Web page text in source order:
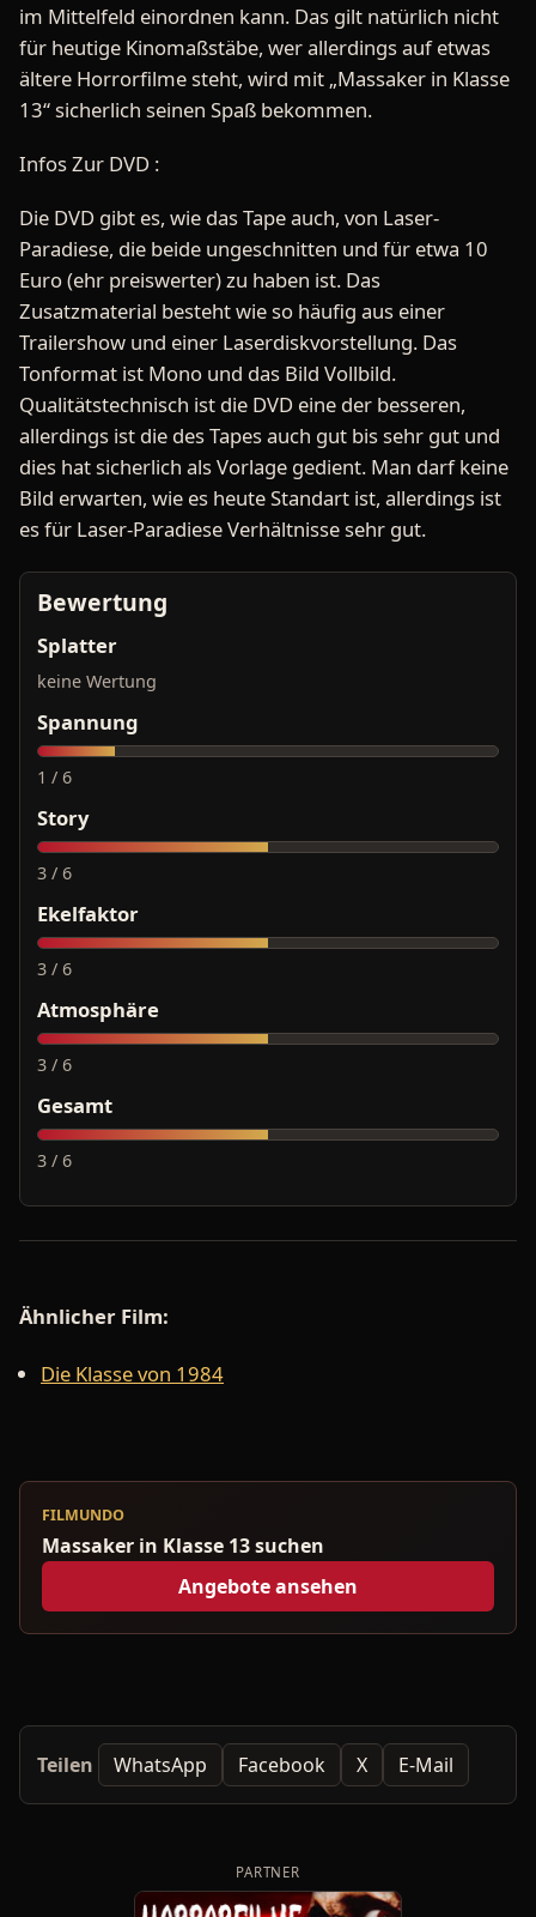
im Mittelfeld einordnen kann. Das gilt natürlich nicht
für heutige Kinomaßstäbe, wer allerdings auf etwas
ältere Horrorfilme steht, wird mit „Massaker in Klasse
13“ sicherlich seinen Spaß bekommen.
Infos Zur DVD :
Die DVD gibt es, wie das Tape auch, von Laser-
Paradiese, die beide ungeschnitten und für etwa 10
Euro (ehr preiswerter) zu haben ist. Das
Zusatzmaterial besteht wie so häufig aus einer
Trailershow und einer Laserdiskvorstellung. Das
Tonformat ist Mono und das Bild Vollbild.
Qualitätstechnisch ist die DVD eine der besseren,
allerdings ist die des Tapes auch gut bis sehr gut und
dies hat sicherlich als Vorlage gedient. Man darf keine
Bild erwarten, wie es heute Standart ist, allerdings ist
es für Laser-Paradiese Verhältnisse sehr gut.
Bewertung
Splatter
keine Wertung
Spannung
1 / 6
Story
3 / 6
Ekelfaktor
3 / 6
Atmosphäre
3 / 6
Gesamt
3 / 6
Ähnlicher Film:
Die Klasse von 1984
FILMUNDO
Massaker in Klasse 13 suchen
Angebote ansehen
Teilen WhatsApp Facebook X E-Mail
PARTNER